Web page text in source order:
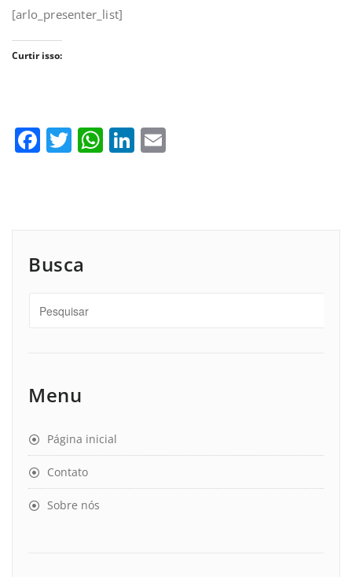
[arlo_presenter_list]
Curtir isso:
Facebook
Twitter
WhatsApp
LinkedIn
Busca
Menu
Página inicial
Contato
Sobre nós